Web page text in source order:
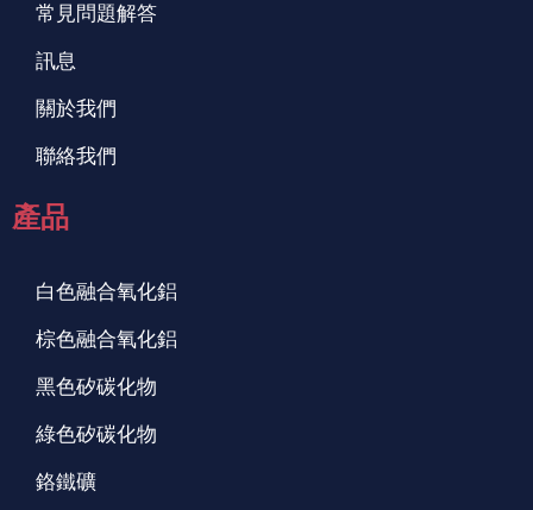
常見問題解答
訊息
關於我們
聯絡我們
產品
白色融合氧化鋁
棕色融合氧化鋁
黑色矽碳化物
綠色矽碳化物
鉻鐵礦